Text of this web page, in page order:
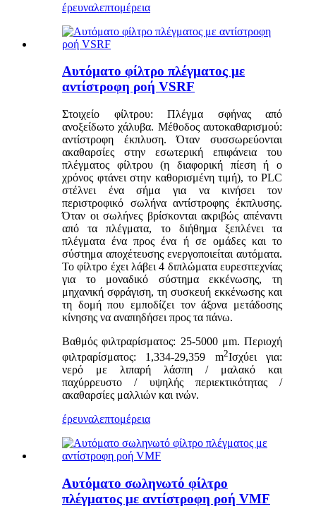
έρευναλεπτομέρεια
Αυτόματο φίλτρο πλέγματος με
αντίστροφη ροή VSRF
Στοιχείο φίλτρου: Πλέγμα σφήνας από
ανοξείδωτο χάλυβα. Μέθοδος αυτοκαθαρισμού:
αντίστροφη έκπλυση. Όταν συσσωρεύονται
ακαθαρσίες στην εσωτερική επιφάνεια του
πλέγματος φίλτρου (η διαφορική πίεση ή ο
χρόνος φτάνει στην καθορισμένη τιμή), το PLC
στέλνει ένα σήμα για να κινήσει τον
περιστροφικό σωλήνα αντίστροφης έκπλυσης.
Όταν οι σωλήνες βρίσκονται ακριβώς απέναντι
από τα πλέγματα, το διήθημα ξεπλένει τα
πλέγματα ένα προς ένα ή σε ομάδες και το
σύστημα αποχέτευσης ενεργοποιείται αυτόματα.
Το φίλτρο έχει λάβει 4 διπλώματα ευρεσιτεχνίας
για το μοναδικό σύστημα εκκένωσης, τη
μηχανική σφράγιση, τη συσκευή εκκένωσης και
τη δομή που εμποδίζει τον άξονα μετάδοσης
κίνησης να αναπηδήσει προς τα πάνω.
Βαθμός φιλτραρίσματος: 25-5000 μm. Περιοχή
φιλτραρίσματος: 1,334-29,359 m2Ισχύει για:
νερό με λιπαρή λάσπη / μαλακό και
παχύρρευστο / υψηλής περιεκτικότητας /
ακαθαρσίες μαλλιών και ινών.
έρευναλεπτομέρεια
Αυτόματο σωληνωτό φίλτρο
πλέγματος με αντίστροφη ροή VMF